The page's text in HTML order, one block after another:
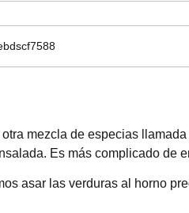
otra mezcla de especias
Es más complicado de
asar las verduras al horno